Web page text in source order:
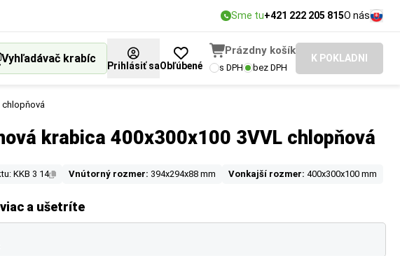
Sme tu+421 222 205 815O nás
Vyhľadávač krabíc
Prihlásiť saObľúbené
Prázdny košík
s DPH bez DPH
K POKLADNI
chlopňová
krabica 400x300x100 3VVL chlopňová
KKB 3 14 Vnútorný rozmer: 394x294x88 mm Vonkajší rozmer: 400x300x100 mm
a ušetríte